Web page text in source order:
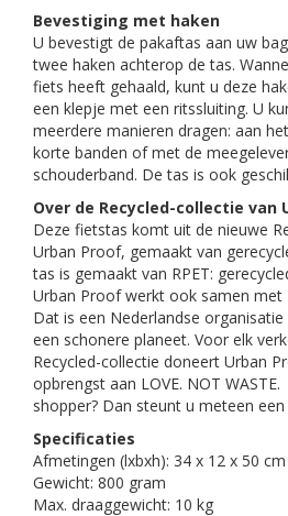
Bevestiging met haken
U bevestigt de pakaftas aan uw
twee haken achterop de tas.
fiets heeft gehaald, kunt u deze
een klepje met een ritssluiting. U
meerdere manieren dragen: aan
korte banden of met de
schouderband. De tas is ook
Over de Recycled-collectie van
Deze fietstas komt uit de nieuwe
Urban Proof, gemaakt van
tas is gemaakt van RPET:
Urban Proof werkt ook samen met
Dat is een Nederlandse
een schonere planeet. Voor elk
Recycled-collectie doneert Urban
opbrengst aan LOVE. NOT
shopper? Dan steunt u meteen
Specificaties
Afmetingen (lxbxh): 34 x 12 x 50 cm
Gewicht: 800 gram
Max. draaggewicht: 10 kg